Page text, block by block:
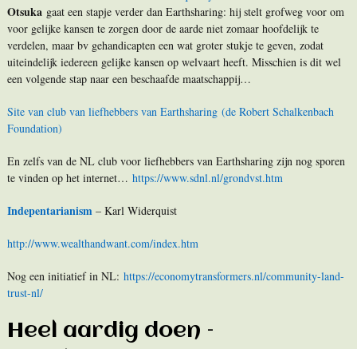
Otsukagaat een stapje verder dan Earthsharing: hij stelt grofweg voor om
voor gelijke kansen te zorgen door de aarde niet zomaar hoofdelijk te
verdelen, maar bv gehandicapten een wat groter stukje te geven, zodat
uiteindelijk iedereen gelijke kansen op welvaart heeft. Misschien is dit wel
een volgende stap naar een beschaafde maatschappij…
Site van club van liefhebbers van Earthsharing (de Robert Schalkenbach
Foundation)
En zelfs van de NL club voor liefhebbers van Earthsharing zijn nog sporen
te vinden op het internet… https://www.sdnl.nl/grondvst.htm
Indepentarianism– Karl Widerquist
http://www.wealthandwant.com/index.htm
Nog een initiatief in NL: https://economytransformers.nl/community-land-
trust-nl/
Heel aardig doen –